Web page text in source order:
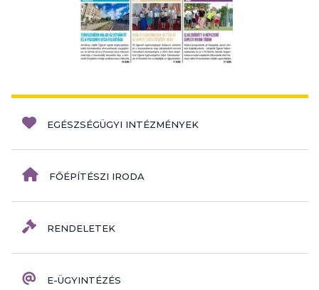
EGÉSZSÉGÜGYI INTÉZMÉNYEK
FŐÉPÍTÉSZI IRODA
RENDELETEK
E-ÜGYINTÉZÉS